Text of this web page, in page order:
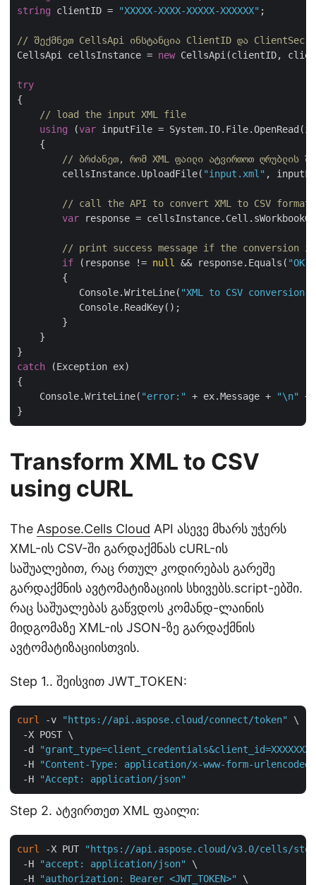
string clientID = "XXXXX-XXXX-XXXXX-XXXXXX" ;
// შექმნეთ CellsApi ინსტანცია ClientID და
CellsApi cellsInstance = new CellsApi(clientID,
try
{
// load the input XML file
using (var inputFile =
    {
// ბრძანეთ, რომ XML ფაილი ატვირთოთ ღრუბლის
        cellsInstance.UploadFile(
"input.xml" ,
// call the API to convert XML to CSV format
var response =
// print success message if the conversion
if (response != null && response.Equals( "OK"
        {
           Console.WriteLine(
"XML to CSV
           Console.ReadKey();
        }
    }
catch (Exception ex)
{
    Console.WriteLine(
"error:" + ex.Message + "\n"
+
Transform XML to CSV
using cURL
The Aspose.Cells Cloud API ასევე მხარს უჭერს
XML-ის CSV-ში გარდაქმნას cURL-ის
საშუალებით, რაც რთულ კოდირებას გარეშე
გარდაქმნის ავტომატიზაციის სხივებს.script-ებში.
რაც საშუალებას გაწვდოს კომანდ-ლაინის
მიდგომაზე XML-ის JSON-ზე გარდაქმნის
ავტომატიზაციისთვის.
Step 1.. შეისვით JWT_TOKEN:
curl -v "https://api.aspose.cloud/connect/token"
\
-X POST \
-d
"grant_type=client_credentials&client_id=XXXXXXX-
-H
"Content-Type: application/x-www-form-urlencoded"
-H
"Accept: application/json"
Step 2. ატვირთეთ XML ფაილი:
curl -X PUT
"https://api.aspose.cloud/v3.0/cells/
-H
"accept: application/json"
\
-H
"authorization: Bearer <JWT_TOKEN>"
\